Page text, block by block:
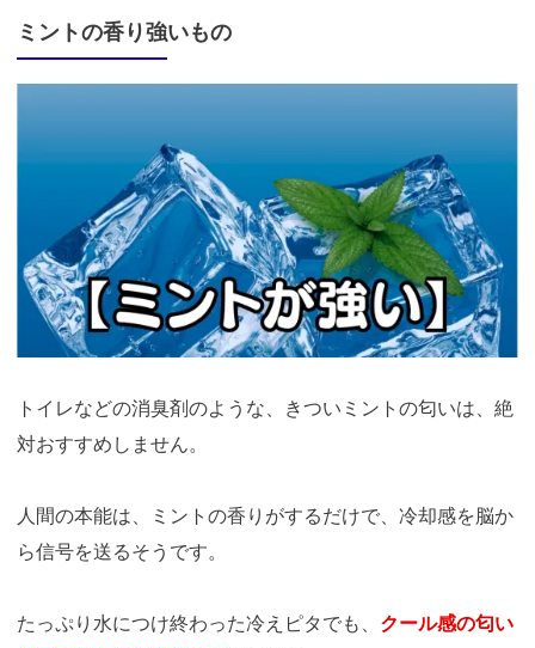
ミントの香り強いもの
トイレなどの消臭剤のような、きついミントの匂いは、絶
対おすすめしません。
人間の本能は、ミントの香りがするだけで、冷却感を脳か
ら信号を送るそうです。
たっぷり水につけ終わった冷えピタでも、 クール感の匂い